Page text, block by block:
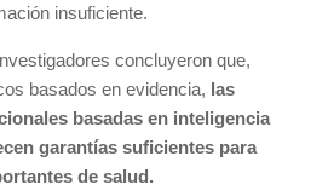
insuficiente.
concluyeron que,
basados en evidencia, las
basadas en inteligencia
garantías suficientes para
de salud.